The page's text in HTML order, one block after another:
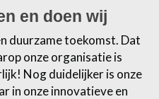
en doen wij
duurzame toekomst. Dat
onze organisatie is
Nog duidelijker is onze
in onze innovatieve en